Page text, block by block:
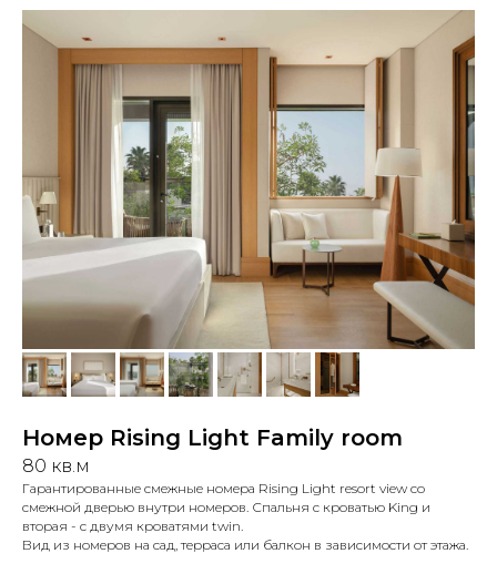
Номер Rising Light Family room
80 кв.м
Гарантированные смежные номера Rising Light resort view со
смежной дверью внутри номеров. Спальня с кроватью King и
вторая - с двумя кроватями twin.
Вид из номеров на сад, терраса или балкон в зависимости от этажа.